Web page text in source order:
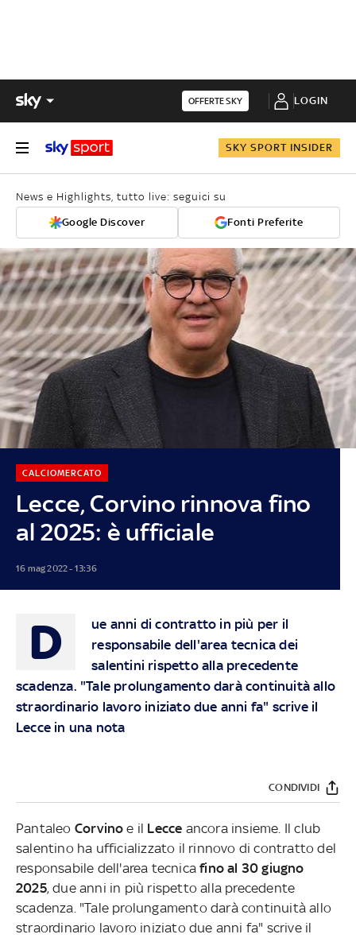
OFFERTE SKY LOGIN
SKY SPORT INSIDER
News e Highlights, tutto live: seguici su
Google Discover Fonti Preferite
Lecce, Corvino rinnova fino
al 2025: è ufficiale
CALCIOMERCATO
16 mag 2022 - 13:36
D
ue anni di contratto in più per il
responsabile dell'area tecnica dei
salentini rispetto alla precedente
scadenza. "Tale prolungamento darà continuità allo
straordinario lavoro iniziato due anni fa" scrive il
Lecce in una nota
CONDIVIDI
Pantaleo Corvinoe il Lecce ancora insieme. Il club
salentino ha ufficializzato il rinnovo di contratto del
responsabile dell'area tecnicafino al 30 giugno
2025, due anni in più rispetto alla precedente
scadenza. "Tale prolungamento darà continuità allo
straordinario lavoro iniziato due anni fa" scrive il